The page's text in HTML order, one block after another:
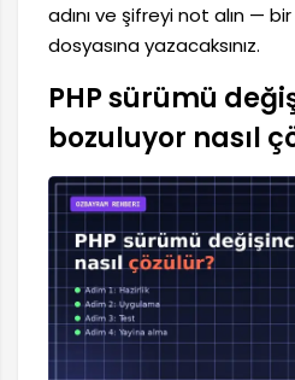
adını ve şifreyi not alın —
dosyasına yazacaksınız.
PHP sürümü
bozuluyor nasıl